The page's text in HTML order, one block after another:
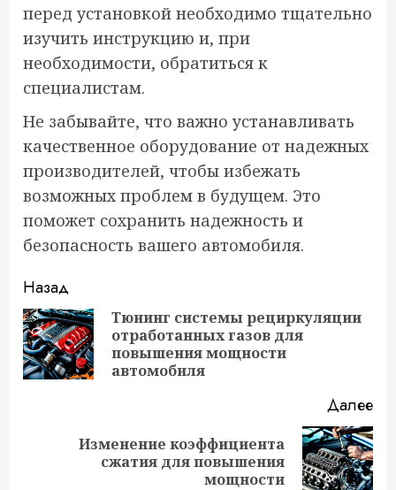
перед установкой необходимо тщательно
изучить инструкцию и, при
необходимости, обратиться к
специалистам.
Не забывайте, что важно устанавливать
качественное оборудование от надежных
производителей, чтобы избежать
возможных проблем в будущем. Это
поможет сохранить надежность и
безопасность вашего автомобиля.
Продолжить
чтение
Назад
Тюнинг системы рециркуляции
отработанных газов для
повышения мощности
автомобиля
Далее
Следующая
Изменение коэффициента
сжатия для повышения
мощности